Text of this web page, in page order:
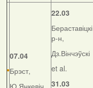
07.04
Брэст,
Ю.Янкевіч
22.03
Бераставіцкі
р-н,
Дз.Вінчэўскі
et al.
31.03